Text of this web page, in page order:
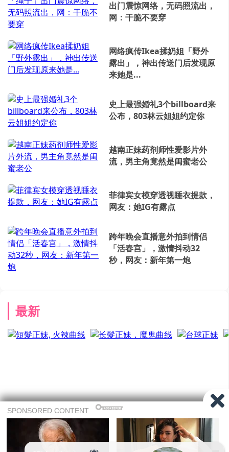
出门震惊网络，无码照流出，
网：干脆不要穿
网络疯传Ikea揉奶姐「野外
露出」，神出传送门后发现原
来她是...
史上最强婚礼3个billboard来
公布，803林云姐姐约定你
越南正妹药剂师性爱影片外
流，男主角竟然是闺蜜老公
菲律宾女模穿透视睡衣提款，
网友：她IG有露点
跨年晚会直播意外拍到情侣
「活春宫」，激情抖动32
秒，网友：新年第一炮
最新